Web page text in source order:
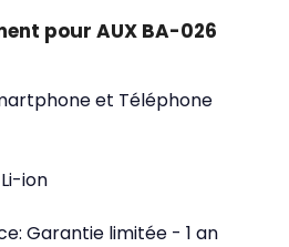
pour AUX BA-026
et Téléphone
Li-ion
Garantie limitée - 1 an